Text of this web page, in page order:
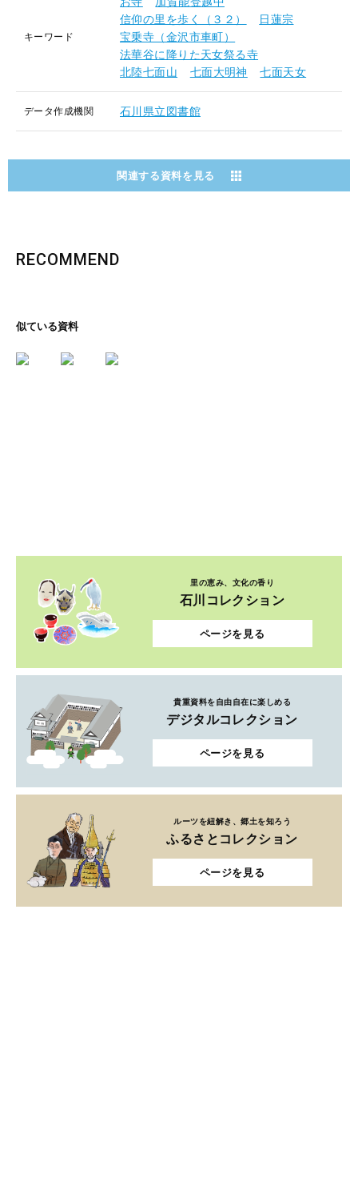
キーワード
信仰の里を歩く（３２）
日蓮宗
宝乗寺（金沢市車町）
法華谷に降りた天女祭る寺
北陸七面山
七面大明神 七面天女
データ作成機関 石川県立図書館
関連する資料を見る
RECOMMEND
似ている資料
貴重資料を自由自在に楽しめる
デジタルコレクション
ページを見る
ルーツを紐解き、郷土を知ろう
ふるさとコレクション
ページを見る